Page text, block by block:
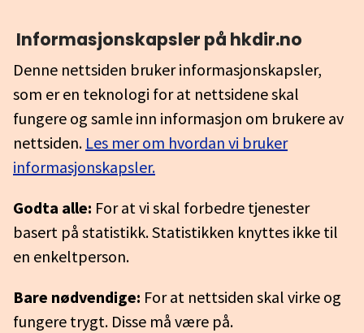
Informasjonskapsler på hkdir.no
Denne nettsiden bruker informasjonskapsler,
som er en teknologi for at nettsidene skal
fungere og samle inn informasjon om brukere av
nettsiden. Les mer om hvordan vi bruker
informasjonskapsler.
Godta alle: For at vi skal forbedre tjenester
basert på statistikk. Statistikken knyttes ikke til
en enkeltperson.
Bare nødvendige: For at nettsiden skal virke og
fungere trygt. Disse må være på.